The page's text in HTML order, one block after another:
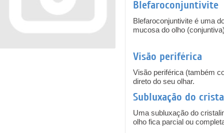
Blefaroconjuntivite
Blefaroconjuntivite é uma
mucosa do olho
Visão periférica
Visão periférica (também
direto do seu olhar.
Subluxação do
Uma subluxação do
olho fica parcial ou